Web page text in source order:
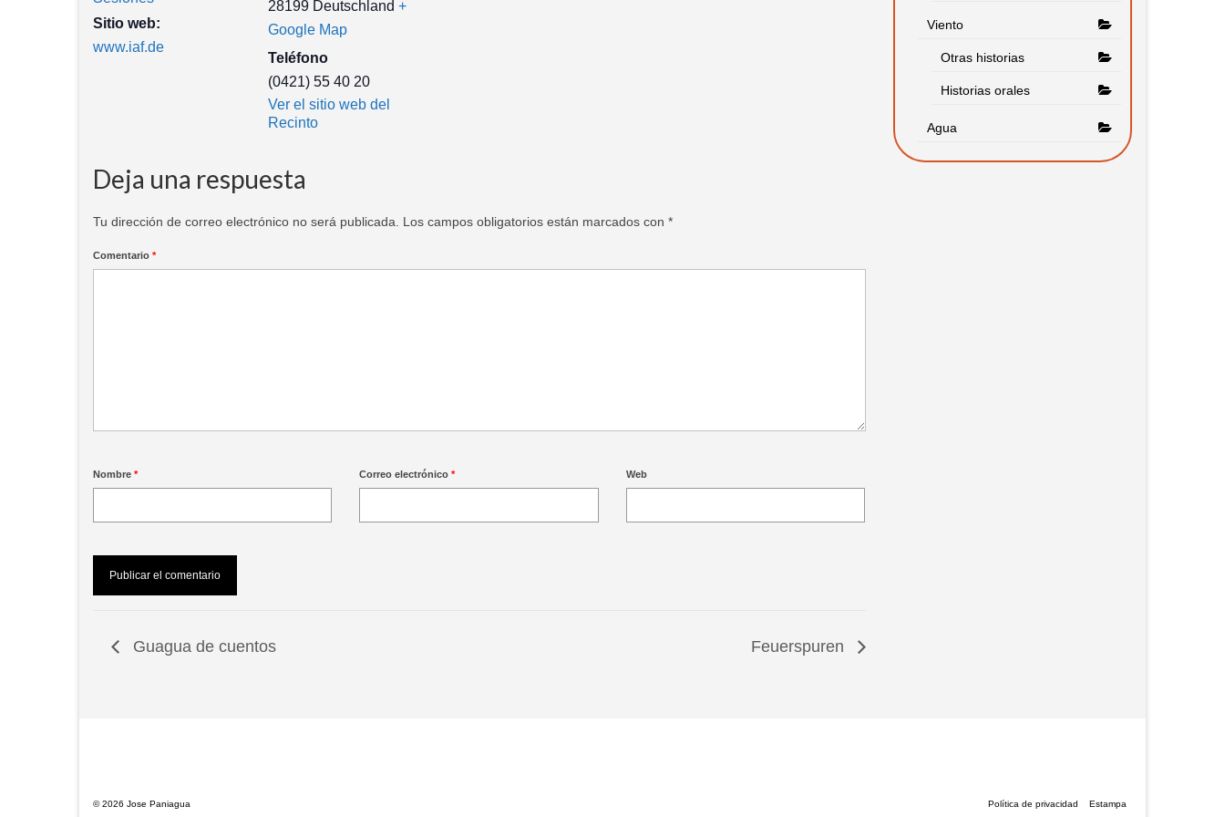
Sitio web:
www.iaf.de
28199 Deutschland +
Google Map
Teléfono
(0421) 55 40 20
Ver el sitio web del
Recinto
Deja una respuesta
Tu dirección de correo electrónico no será publicada. Los campos obligatorios están marcados con *
Comentario *
Nombre * Correo electrónico* Web
Guagua de cuentos Feuerspuren
Viento
Otras historias
Historias orales
Agua
Política de privacidad Estampa
© 2026 Jose Paniagua